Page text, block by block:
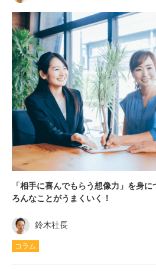
「相手に喜んでもらう想像力」を身
ろんなことがうまくいく！
鈴木社長
コラム